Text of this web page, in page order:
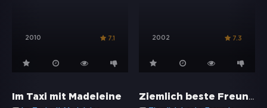
2010 7.1 2002 7.3
Im Taxi mit Madeleine Ziemlich beste Freunde